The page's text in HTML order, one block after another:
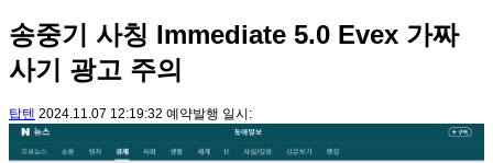
송중기 사칭 Immediate 5.0 Evex 가짜
사기 광고 주의
탑텐 2024.11.07 12:19:32 예약발행 일시: